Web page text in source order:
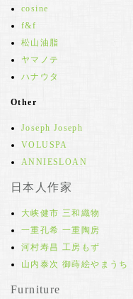
cosine
f&f
松山油脂
ヤマノテ
ハナウタ
Other
Joseph Joseph
VOLUSPA
ANNIESLOAN
日本人作家
大峡健市 三和織物
一重孔希 一重陶房
河村寿昌 工房もず
山内泰次 御蒔絵やまうち
Furniture